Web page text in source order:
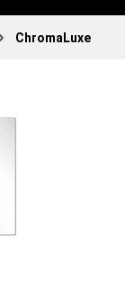
ChromaLuxe